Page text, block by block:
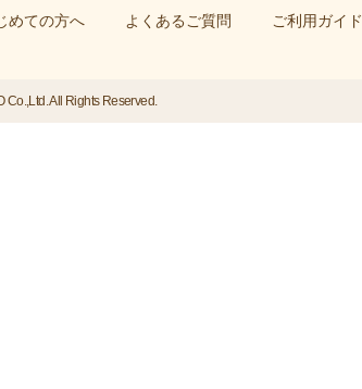
めての方へ よくあるご質問 ご利用ガイド
Co.,Ltd. All Rights Reserved.